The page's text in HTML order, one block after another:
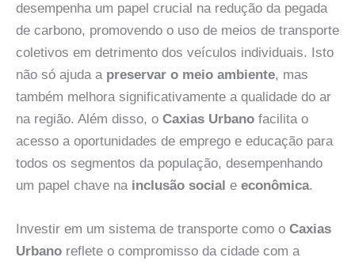
desempenha um papel crucial na redução da pegada
de carbono, promovendo o uso de meios de transporte
coletivos em detrimento dos veículos individuais. Isto
não só ajuda a preservar o meio ambiente, mas
também melhora significativamente a qualidade do ar
na região. Além disso, o Caxias Urbano facilita o
acesso a oportunidades de emprego e educação para
todos os segmentos da população, desempenhando
um papel chave na inclusão social e econômica.
Investir em um sistema de transporte como o Caxias
Urbano reflete o compromisso da cidade com a